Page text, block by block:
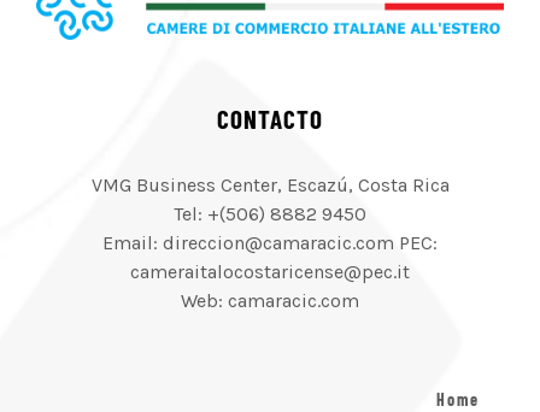
CONTACTO
VMG Business Center, Escazú, Costa Rica
Tel: +(506) 8882 9450
Email: direccion@camaracic.com PEC:
cameraitalocostaricense@pec.it
Web: camaracic.com
Home